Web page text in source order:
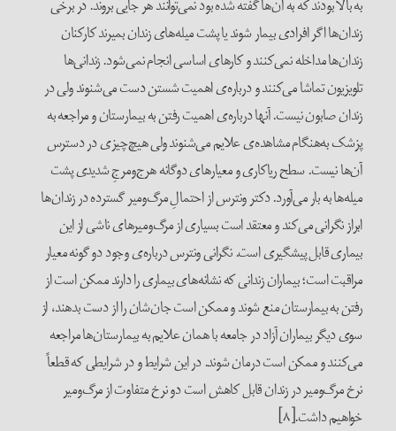
به بالا بودند که به آن‌ها گفته شده بود نمی‌توانند هر جایی بروند. در برخی
زندان‌ها اگر افرادی بیمار ‌شوند یا پشت میله‌های زندان ‌بمیرند کارکنان
زندان‌ها مداخله نمی‌کنند و کارهای اساسی انجام نمی‌شود. زندانی‌ها
تلویزیون تماشا می‌کنند و درباره‌ی اهمیت شستن دست می‌شنوند ولی در
زندان صابون نیست. آنها درباره‌ی اهمیت رفتن به بیمارستان و مراجعه به
پزشک به‌هنگام مشاهده‌ی علایم می‌شنوند ولی هیچ‌چیزی در دسترس
آن‌ها نیست. سطح ریاکاری و معیارهای دوگانه هرج‌ومرجِ شدیدی پشت
میله‌ها به بار می‌آورد. دکتر ونترس از احتمالِ مرگ‌ومیر گسترده در زندان‌ها
ابراز نگرانی می‌کند و معتقد است بسیاری از مرگ‌ومیرهای ناشی از این
بیماری قابل پیشگیری است. نگرانی ونترس درباره‌ی وجود دو گونه معیار
مراقبت است؛ بیماران زندانی که نشانه‌های بیماری را دارند ممکن است از
رفتن به بیمارستان منع شوند و ممکن است جان‌شان را از دست بدهند، از
سوی دیگر بیماران آزاد در جامعه با همان علایم به بیمارستان‌ها مراجعه
می‌کنند و ممکن است درمان شوند. در این شرایط و در شرایطی که قطعاً
نرخ مرگ‌ومیر در زندان قابل کاهش است دو نرخ متفاوت از مرگ‌ومیر
خواهیم داشت.[۸]